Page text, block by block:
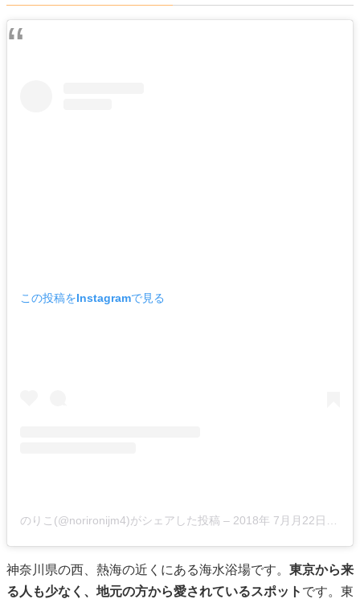
この投稿をInstagramで見る
のりこ(@norironijm4)がシェアした投稿 – 2018年 7月月22日午前12時14分PDT
神奈川県の西、熱海の近くにある海水浴場です。 東京から来
る人も少なく、地元の方から愛されているスポット です。東